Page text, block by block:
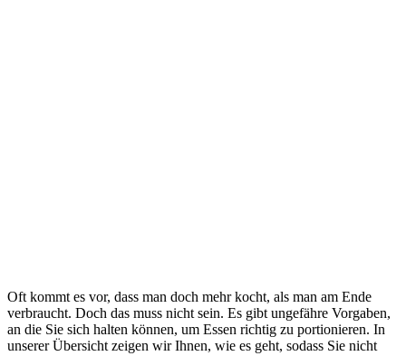
Oft kommt es vor, dass man doch mehr kocht, als man am Ende
verbraucht. Doch das muss nicht sein. Es gibt ungefähre Vorgaben,
an die Sie sich halten können, um Essen richtig zu portionieren. In
unserer Übersicht zeigen wir Ihnen, wie es geht, sodass Sie nicht